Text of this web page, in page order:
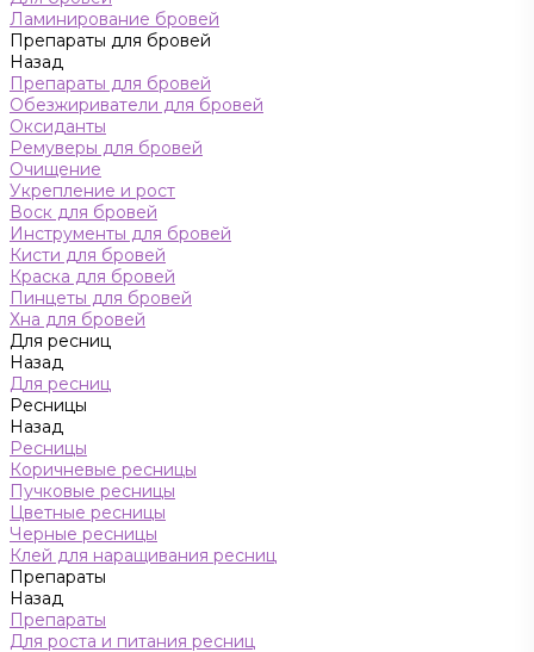
Ламинирование бровей
Препараты для бровей
Назад
Препараты для бровей
Обезжириватели для бровей
Оксиданты
Ремуверы для бровей
Очищение
Укрепление и рост
Воск для бровей
Инструменты для бровей
Кисти для бровей
Краска для бровей
Пинцеты для бровей
Хна для бровей
Для ресниц
Назад
Для ресниц
Ресницы
Назад
Ресницы
Коричневые ресницы
Пучковые ресницы
Цветные ресницы
Черные ресницы
Клей для наращивания ресниц
Препараты
Назад
Препараты
Для роста и питания ресниц